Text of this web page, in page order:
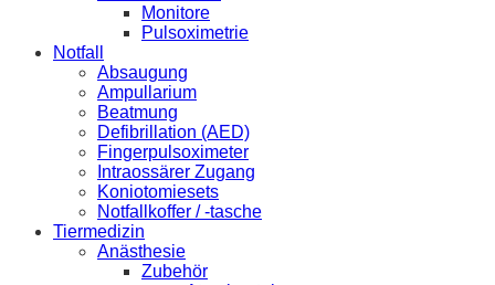
Monitore
Pulsoximetrie
Notfall
Absaugung
Ampullarium
Beatmung
Defibrillation (AED)
Fingerpulsoximeter
Intraossärer Zugang
Koniotomiesets
Notfallkoffer / -tasche
Tiermedizin
Anästhesie
Zubehör